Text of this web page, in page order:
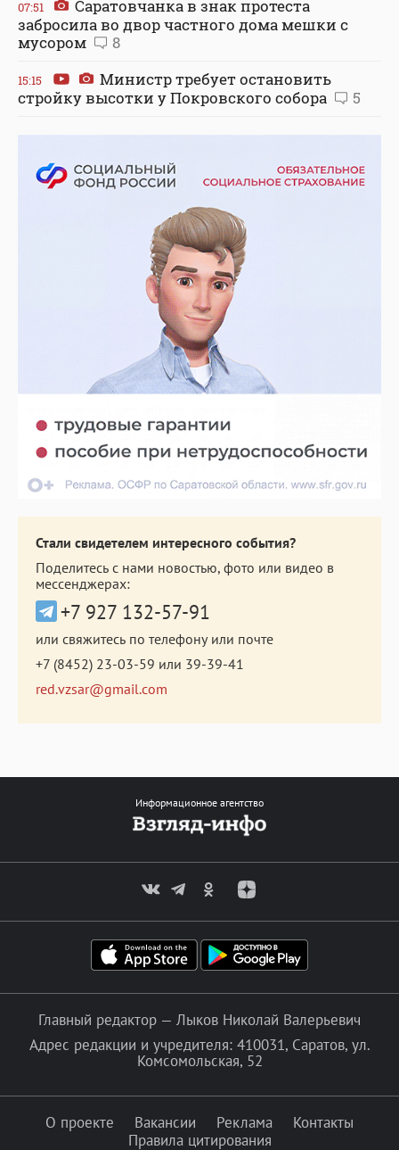
07:51
Саратовчанка в знак протеста
забросила во двор частного дома мешки с
мусором
8
15:15
Министр требует остановить
стройку высотки у Покровского собора
5
Стали свидетелем интересного события?
Поделитесь с нами новостью, фото или видео в
мессенджерах:
+7 927 132-57-91
или свяжитесь по телефону или почте
+7 (8452) 23-03-59 или 39-39-41
red.vzsar@gmail.com
Информационное агентство
Главный редактор — Лыков Николай Валерьевич
Адрес редакции и учредителя: 410031, Саратов, ул.
Комсомольская, 52
О проекте Вакансии Реклама
Контакты
Правила цитирования